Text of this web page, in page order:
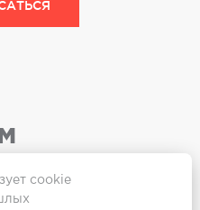
cookie